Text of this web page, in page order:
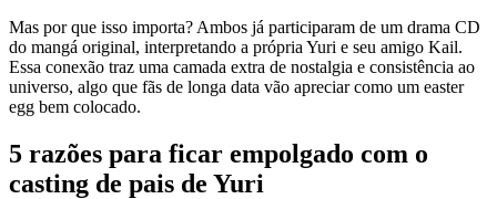
Mas por que isso importa? Ambos já participaram de um drama CD
do mangá original, interpretando a própria Yuri e seu amigo Kail.
Essa conexão traz uma camada extra de nostalgia e consistência ao
universo, algo que fãs de longa data vão apreciar como um easter
egg bem colocado.
5 razões para ficar empolgado com o
casting de pais de Yuri